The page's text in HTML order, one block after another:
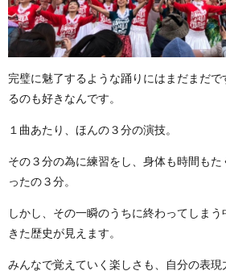
完璧に魅了するような踊りにはまだまだ
るのも好きなんです。
１曲あたり、ほんの３分の演技。
その３分の為に練習をし、身体も時間も
ったの３分。
しかし、その一瞬のうちに終わってしま
きた歴史が見えます。
みんなで覚えていく楽しさも、自分の表